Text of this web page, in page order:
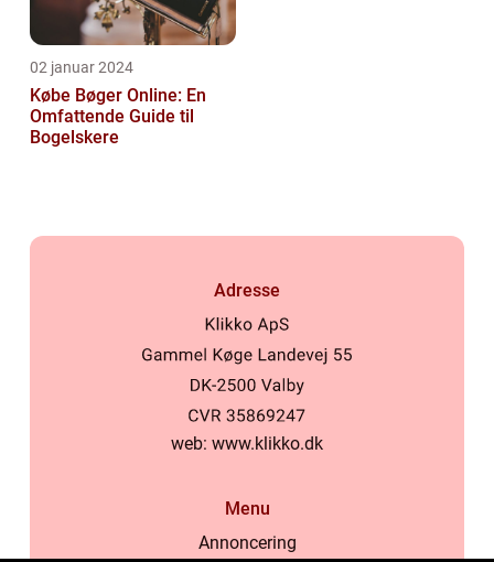
02 januar 2024
Købe Bøger Online: En
Omfattende Guide til
Bogelskere
Adresse
web: www.klikko.dk
Menu
Annoncering